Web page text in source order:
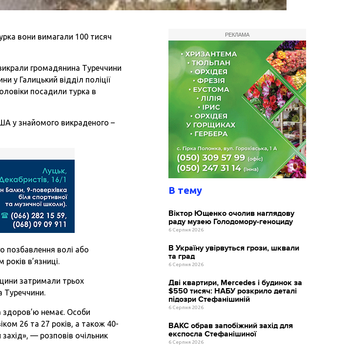
вони вимагали 100 тисяч
громадянина Туреччини
у Галицький відділ поліції
посадили турка в
у знайомого викраденого –
позбавлення волі або
в’язниці.
затримали трьох
Туреччини.
здоров’ю немає. Особи
26 та 27 років, а також 40-
— розповів очільник
РЕКЛАМА
В тему
Віктор Ющенко очолив наглядову
раду музею Голодомору-геноциду
6 Серпня 2026
В Україну увірвуться грози, шквали
та град
6 Серпня 2026
Дві квартири, Mercedes і будинок за
$550 тисяч: НАБУ розкрило деталі
підозри Стефанішиній
6 Серпня 2026
ВАКС обрав запобіжний захід для
експосла Стефанішиної
6 Серпня 2026